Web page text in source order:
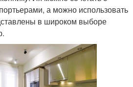
а можно использовать
в широком выборе